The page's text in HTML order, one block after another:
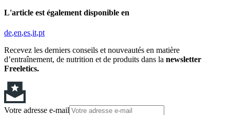
L'article est également disponible en
de en es it pt
Recevez les derniers conseils et nouveautés en matière
d’entraînement, de nutrition et de produits dans la newsletter
Freeletics.
Votre adresse e-mail